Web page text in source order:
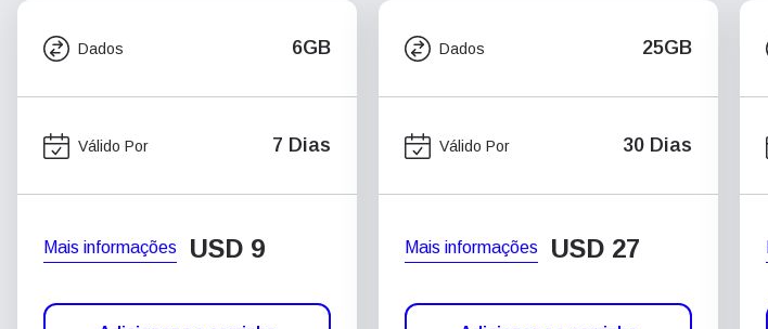
Dados 6GB
Válido Por 7 Dias
Mais informações USD 9
Dados 25GB
Válido Por 30 Dias
Mais informações USD 27